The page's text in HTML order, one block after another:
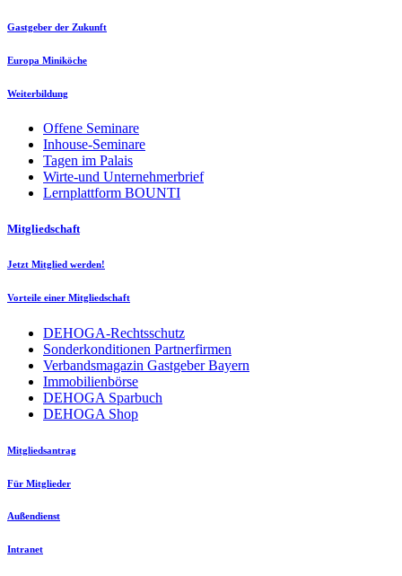
Gastgeber der Zukunft
Europa Miniköche
Weiterbildung
Offene Seminare
Inhouse-Seminare
Tagen im Palais
Wirte-und Unternehmerbrief
Lernplattform BOUNTI
Mitgliedschaft
Jetzt Mitglied werden!
Vorteile einer Mitgliedschaft
DEHOGA-Rechtsschutz
Sonderkonditionen Partnerfirmen
Verbandsmagazin Gastgeber Bayern
Immobilienbörse
DEHOGA Sparbuch
DEHOGA Shop
Mitgliedsantrag
Für Mitglieder
Außendienst
Intranet